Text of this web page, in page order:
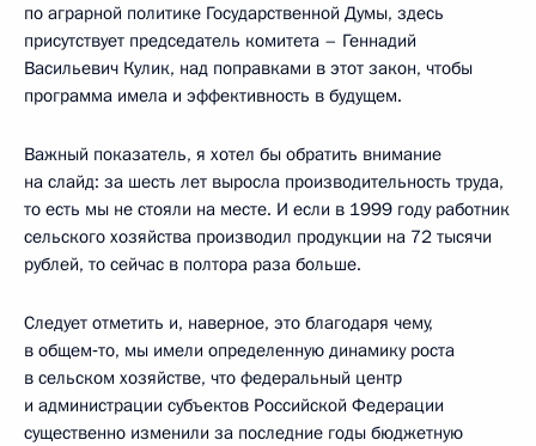
по аграрной политике Государственной Думы, здесь
присутствует председатель комитета – Геннадий
Васильевич Кулик, над поправками в этот закон, чтобы
программа имела и эффективность в будущем.
Важный показатель, я хотел бы обратить внимание
на слайд: за шесть лет выросла производительность труда,
то есть мы не стояли на месте. И если в 1999 году работник
сельского хозяйства производил продукции на 72 тысячи
рублей, то сейчас в полтора раза больше.
Следует отметить и, наверное, это благодаря чему,
в общем‑то, мы имели определенную динамику роста
в сельском хозяйстве, что федеральный центр
и администрации субъектов Российской Федерации
существенно изменили за последние годы бюджетную